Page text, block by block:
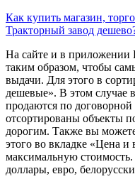
Как купить магазин,
Тракторный завод
На сайте и в приложении
таким образом, чтобы
выдачи. Для этого в
дешевые». В этом случае
продаются по договорной
отсортированы объекты
дорогим. Также вы
этого во вкладке «Цена
максимальную
доллары, евро,